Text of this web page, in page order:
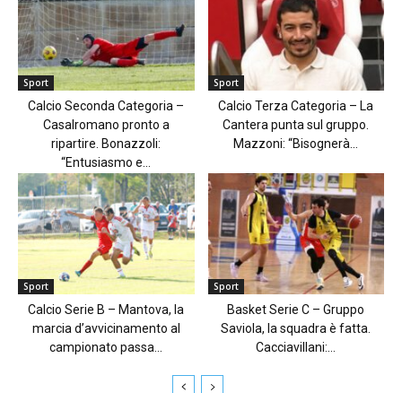
Sport
Calcio Seconda Categoria –
Casalromano pronto a
ripartire. Bonazzoli:
“Entusiasmo e...
Sport
Calcio Terza Categoria – La
Cantera punta sul gruppo.
Mazzoni: “Bisognerà...
Sport
Calcio Serie B – Mantova, la
marcia d’avvicinamento al
campionato passa...
Sport
Basket Serie C – Gruppo
Saviola, la squadra è fatta.
Cacciavillani:...